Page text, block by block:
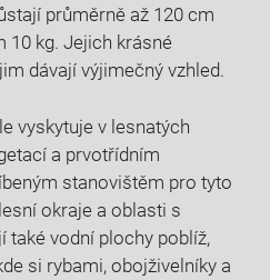
průměrně až 120 cm
10 kg. Jejich krásné
dávají výjimečný vzhled.
vyskytuje v lesnatých
a prvotřídním
stanovištěm pro tyto
okraje a oblasti s
také vodní plochy poblíž,
si rybami, obojživelníky a